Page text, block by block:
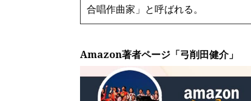
合唱作曲家」と呼ばれる。
Amazon著者ページ「弓削田健介」